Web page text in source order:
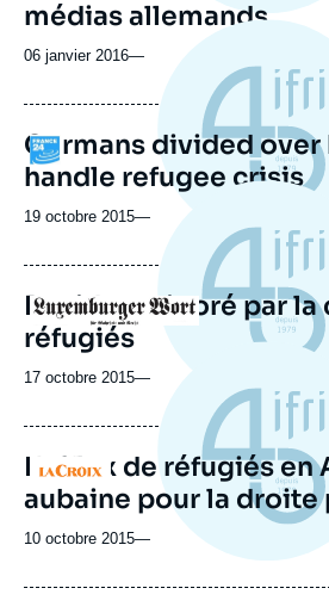
médias allemands
06 janvier 2016—
Logo
Germans divided over
handle refugee crisis
19 octobre 2015—
Logo
Pegida revigoré par la
réfugiés
17 octobre 2015—
Logo
L'afflux de réfugiés en
aubaine pour la
10 octobre 2015—